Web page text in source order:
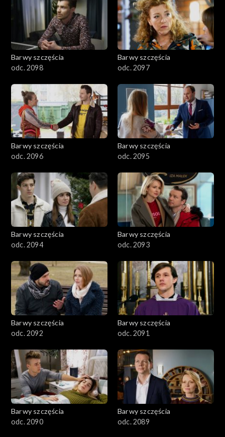
2801–2900
2701–2800
2501–2600
2401–2500
2301–2400
2201–2300
2101–2200
2001–2100
1801–1900
1701–1800
1601–1700
1501–1600
1401–1500
1301–1400
Barwy szczęścia
odc. 2098
Barwy szczęścia
odc. 2097
Barwy szczęścia
odc. 2096
Barwy szczęścia
odc. 2095
Barwy szczęścia
odc. 2094
Barwy szczęścia
odc. 2093
Barwy szczęścia
odc. 2092
Barwy szczęścia
odc. 2091
Barwy szczęścia
odc. 2090
Barwy szczęścia
odc. 2089